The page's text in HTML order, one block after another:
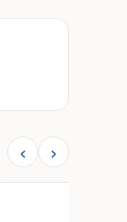
‹ ›